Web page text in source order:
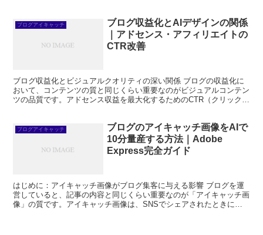
ブログアイキャッチ
ブログ収益化とAIデザインの関係
｜アドセンス・アフィリエイトの
CTR改善
ブログ収益化とビジュアルクオリティの深い関係 ブログの収益化に
おいて、コンテンツの質と同じくらい重要なのがビジュアルコンテン
ツの品質です。アドセンス収益を最大化するためのCTR（クリック
ブログアイキャッチ
ブログのアイキャッチ画像をAIで
10分量産する方法｜Adobe
Express完全ガイド
はじめに：アイキャッチ画像がブログ集客に与える影響 ブログを運
営していると、記事の内容と同じくらい重要なのが「アイキャッチ画
像」の質です。アイキャッチ画像は、SNSでシェアされたときに最